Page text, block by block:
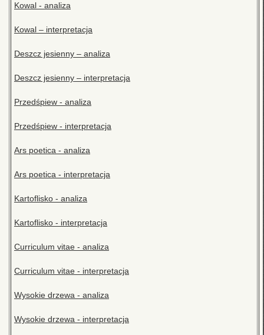
Kowal - analiza
Kowal – interpretacja
Deszcz jesienny – analiza
Deszcz jesienny – interpretacja
Przedśpiew - analiza
Przedśpiew - interpretacja
Ars poetica - analiza
Ars poetica - interpretacja
Kartoflisko - analiza
Kartoflisko - interpretacja
Curriculum vitae - analiza
Curriculum vitae - interpretacja
Wysokie drzewa - analiza
Wysokie drzewa - interpretacja